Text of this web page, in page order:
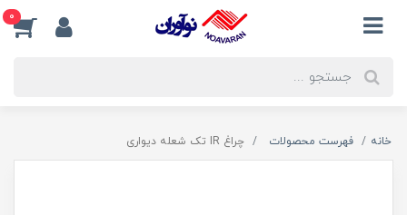
0
خانه فهرست محصولات چراغ IR تک شعله دیواری